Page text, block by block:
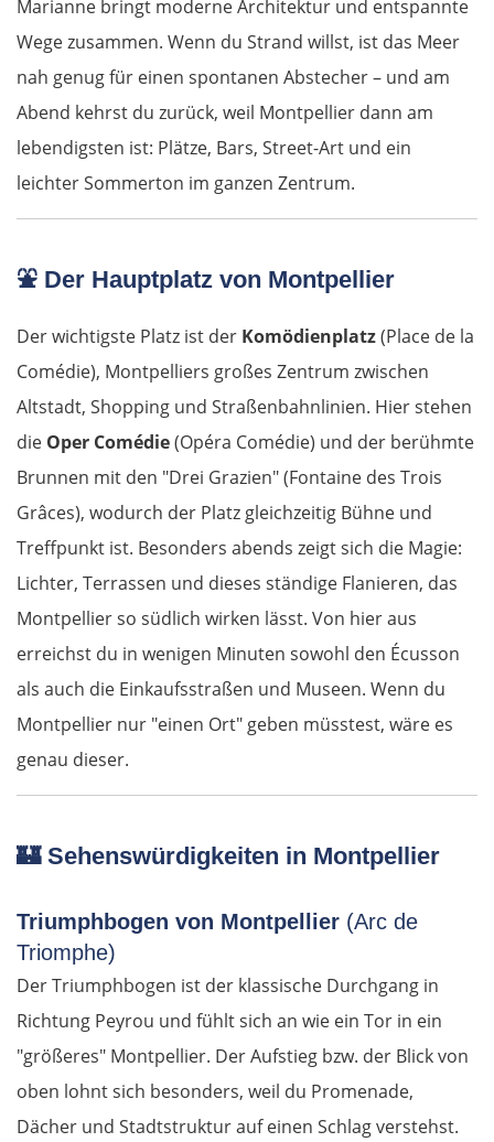
Marianne bringt moderne Architektur und entspannte
Wege zusammen. Wenn du Strand willst, ist das Meer
nah genug für einen spontanen Abstecher – und am
Abend kehrst du zurück, weil Montpellier dann am
lebendigsten ist: Plätze, Bars, Street-Art und ein
leichter Sommerton im ganzen Zentrum.
⛲ Der Hauptplatz von Montpellier
Der wichtigste Platz ist der Komödienplatz(Place de la
Comédie), Montpelliers großes Zentrum zwischen
Altstadt, Shopping und Straßenbahnlinien. Hier stehen
die Oper Comédie(Opéra Comédie) und der berühmte
Brunnen mit den "Drei Grazien" (Fontaine des Trois
Grâces), wodurch der Platz gleichzeitig Bühne und
Treffpunkt ist. Besonders abends zeigt sich die Magie:
Lichter, Terrassen und dieses ständige Flanieren, das
Montpellier so südlich wirken lässt. Von hier aus
erreichst du in wenigen Minuten sowohl den Écusson
als auch die Einkaufsstraßen und Museen. Wenn du
Montpellier nur "einen Ort" geben müsstest, wäre es
genau dieser.
🏰Sehenswürdigkeiten in Montpellier
Triumphbogen von Montpellier (Arc de
Triomphe)
Der Triumphbogen ist der klassische Durchgang in
Richtung Peyrou und fühlt sich an wie ein Tor in ein
"größeres" Montpellier. Der Aufstieg bzw. der Blick von
oben lohnt sich besonders, weil du Promenade,
Dächer und Stadtstruktur auf einen Schlag verstehst.